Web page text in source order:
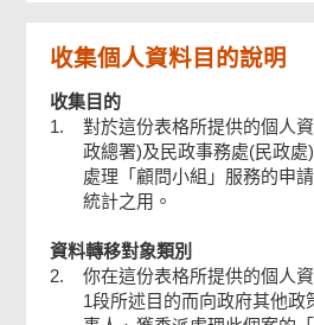
檢查及確認
確認通知書
收集個人資料目的說明
收集目的
1.對於這份表格所提供的個人
政總署)及民政事務處(民政
處理「顧問小組」服務的申
統計之用。
資料轉移對象類別
2.
你在這份表格所提供的個人
1段所述目的而向政府其他政